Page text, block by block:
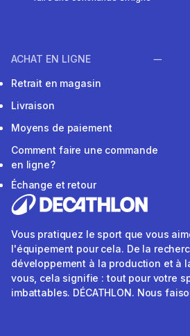
ACHAT EN LIGNE
Retrait en magasin
Livraison
Moyens de paiement
Comment faire une commande
en ligne?
Échange et retour
Vous pratiquez le sport que vous
l'équipement pour cela. De la
développement à la production et à
vous, cela signifie : tout pour votre
imbattables. DÉCATHLON. Nous